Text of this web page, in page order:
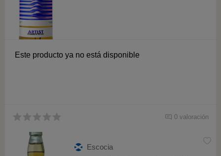
Este producto ya no está disponible
0 valoración
Escocia